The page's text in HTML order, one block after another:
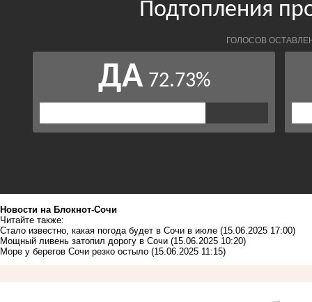
Новости на Блoкнoт-Сочи
Читайте также:
Стало известно, какая погода будет в Сочи в июле (15.06.2025 17:00)
Мощный ливень затопил дорогу в Сочи (15.06.2025 10:20)
Море у берегов Сочи резко остыло (15.06.2025 11:15)